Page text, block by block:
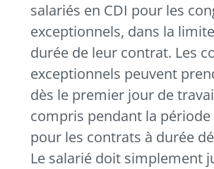
salariés en CDI pour les
exceptionnels, dans la
durée de leur contrat. Les
exceptionnels peuvent
dès le premier jour de
compris pendant la période
pour les contrats à durée
Le salarié doit simplement